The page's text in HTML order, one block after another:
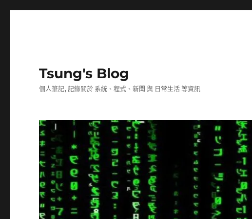
Tsung's Blog
個人筆記, 記錄關於 系統、程式、新聞 與 日常生活 等資訊